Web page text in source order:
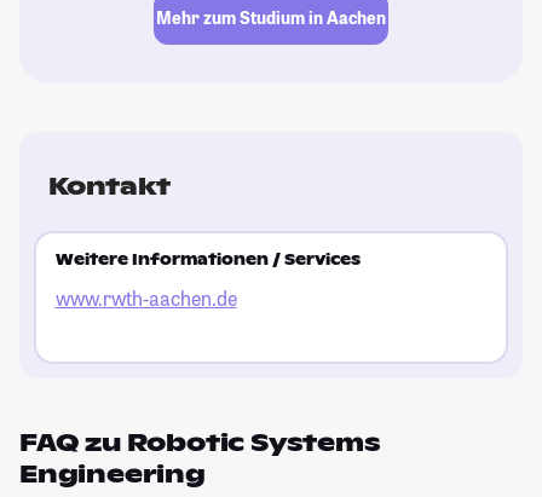
Mehr zum Studium in Aachen
Kontakt
Weitere Informationen / Services
www.rwth-aachen.de
FAQ zu Robotic Systems
Engineering